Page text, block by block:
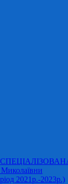
2021р.-2023р.)